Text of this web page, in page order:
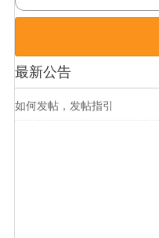
最新公告
如何发帖，发帖指引